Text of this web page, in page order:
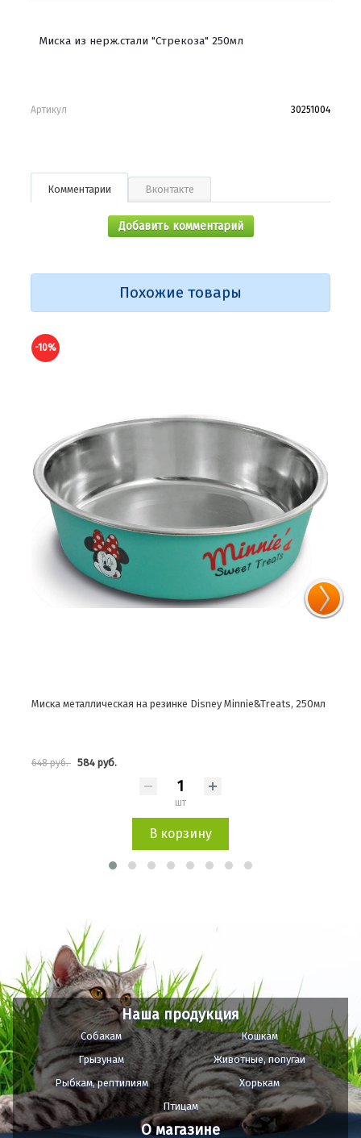
Миска из нерж.стали "Стрекоза" 250мл
Артикул 30251004
Комментарии Вконтакте
Добавить комментарий
Похожие товары
-10%
Миска металлическая на резинке Disney Minnie&Treats, 250мл
648 руб. 584 руб.
шт
В корзину
Наша продукция
Собакам
Кошкам
Грызунам
Животные, попугаи
Рыбкам, рептилиям
Хорькам
Птицам
О магазине